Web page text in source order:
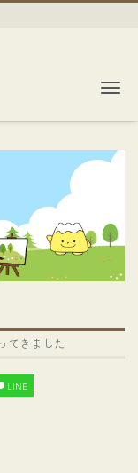
てきました
LINE